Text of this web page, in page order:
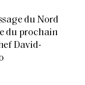
du Nord
du prochain
David-